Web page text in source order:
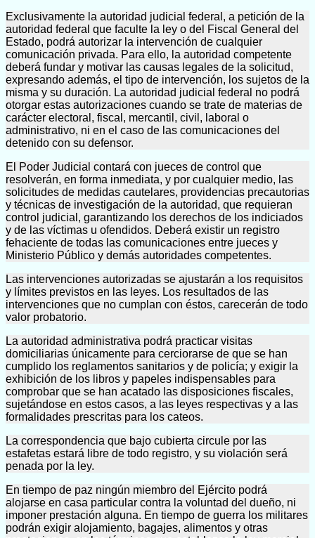
Exclusivamente la autoridad judicial federal, a petición de la
autoridad federal que faculte la ley o del Fiscal General del
Estado, podrá autorizar la intervención de cualquier
comunicación privada. Para ello, la autoridad competente
deberá fundar y motivar las causas legales de la solicitud,
expresando además, el tipo de intervención, los sujetos de la
misma y su duración. La autoridad judicial federal no podrá
otorgar estas autorizaciones cuando se trate de materias de
carácter electoral, fiscal, mercantil, civil, laboral o
administrativo, ni en el caso de las comunicaciones del
detenido con su defensor.
El Poder Judicial contará con jueces de control que
resolverán, en forma inmediata, y por cualquier medio, las
solicitudes de medidas cautelares, providencias precautorias
y técnicas de investigación de la autoridad, que requieran
control judicial, garantizando los derechos de los indiciados
y de las víctimas u ofendidos. Deberá existir un registro
fehaciente de todas las comunicaciones entre jueces y
Ministerio Público y demás autoridades competentes.
Las intervenciones autorizadas se ajustarán a los requisitos
y límites previstos en las leyes. Los resultados de las
intervenciones que no cumplan con éstos, carecerán de todo
valor probatorio.
La autoridad administrativa podrá practicar visitas
domiciliarias únicamente para cerciorarse de que se han
cumplido los reglamentos sanitarios y de policía; y exigir la
exhibición de los libros y papeles indispensables para
comprobar que se han acatado las disposiciones fiscales,
sujetándose en estos casos, a las leyes respectivas y a las
formalidades prescritas para los cateos.
La correspondencia que bajo cubierta circule por las
estafetas estará libre de todo registro, y su violación será
penada por la ley.
En tiempo de paz ningún miembro del Ejército podrá
alojarse en casa particular contra la voluntad del dueño, ni
imponer prestación alguna. En tiempo de guerra los militares
podrán exigir alojamiento, bagajes, alimentos y otras